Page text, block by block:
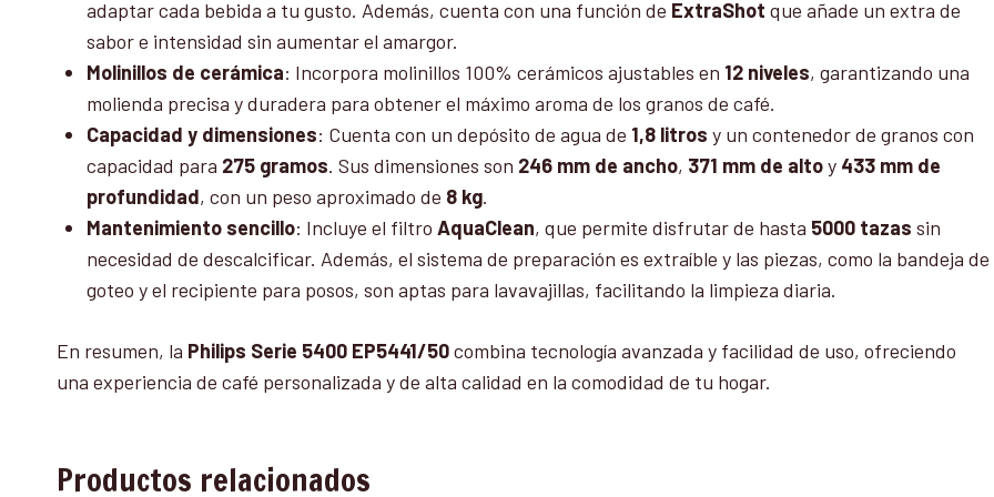
adaptar cada bebida a tu gusto. Además, cuenta con una función de ExtraShot que añade un extra de
sabor e intensidad sin aumentar el amargor.
Molinillos de cerámica: Incorpora molinillos 100% cerámicos ajustables en 12 niveles, garantizando una
molienda precisa y duradera para obtener el máximo aroma de los granos de café.
Capacidad y dimensiones: Cuenta con un depósito de agua de 1,8 litros y un contenedor de granos con
capacidad para 275 gramos. Sus dimensiones son 246 mm de ancho, 371 mm de altoy 433 mm de
profundidad, con un peso aproximado de 8 kg.
Mantenimiento sencillo: Incluye el filtro AquaClean, que permite disfrutar de hasta 5000 tazas sin
necesidad de descalcificar. Además, el sistema de preparación es extraíble y las piezas, como la bandeja de
goteo y el recipiente para posos, son aptas para lavavajillas, facilitando la limpieza diaria.
En resumen, la Philips Serie 5400 EP5441/50combina tecnología avanzada y facilidad de uso, ofreciendo
una experiencia de café personalizada y de alta calidad en la comodidad de tu hogar.
Productos relacionados